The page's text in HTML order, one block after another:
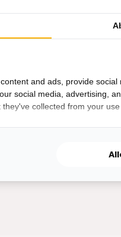
and ads, provide
social media, advertising,
collected from your use